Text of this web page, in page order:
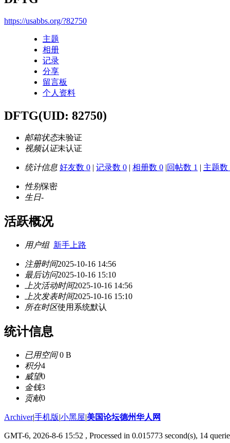
https://usabbs.org/?82750
主题
相册
记录
分享
留言板
个人资料
DFTG(UID: 82750)
邮箱状态未验证
视频认证未认证
统计信息 好友数 0 | 记录数 0 | 相册数 0 |回帖数 1 | 主题数
性别保密
生日-
活跃概况
用户组 新手上路
注册时间2025-10-16 14:56
最后访问2025-10-16 15:10
上次活动时间2025-10-16 14:56
上次发表时间2025-10-16 15:10
所在时区使用系统默认
统计信息
已用空间0 B
积分4
威望0
金钱3
贡献0
Archiver|手机版|小黑屋|美国论坛德州华人网
GMT-6, 2026-8-6 15:52 , Processed in 0.015773 second(s), 14